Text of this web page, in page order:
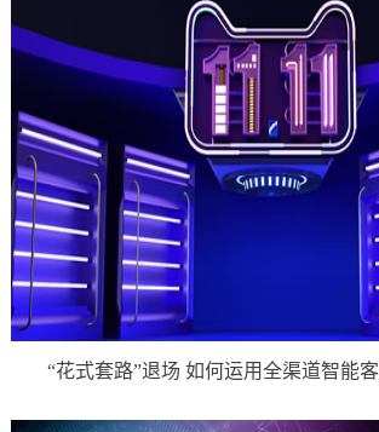
“花式套路”退场 如何运用全渠道智能